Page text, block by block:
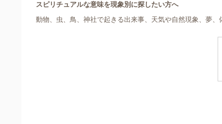
スピリチュアルな意味を現象別に探したい方へ
動物、虫、鳥、神社で起きる出来事、天気や自然現象、夢